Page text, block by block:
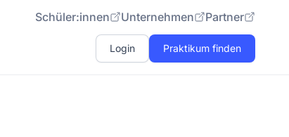
Schüler:innen Unternehmen Partner
Login Praktikum finden